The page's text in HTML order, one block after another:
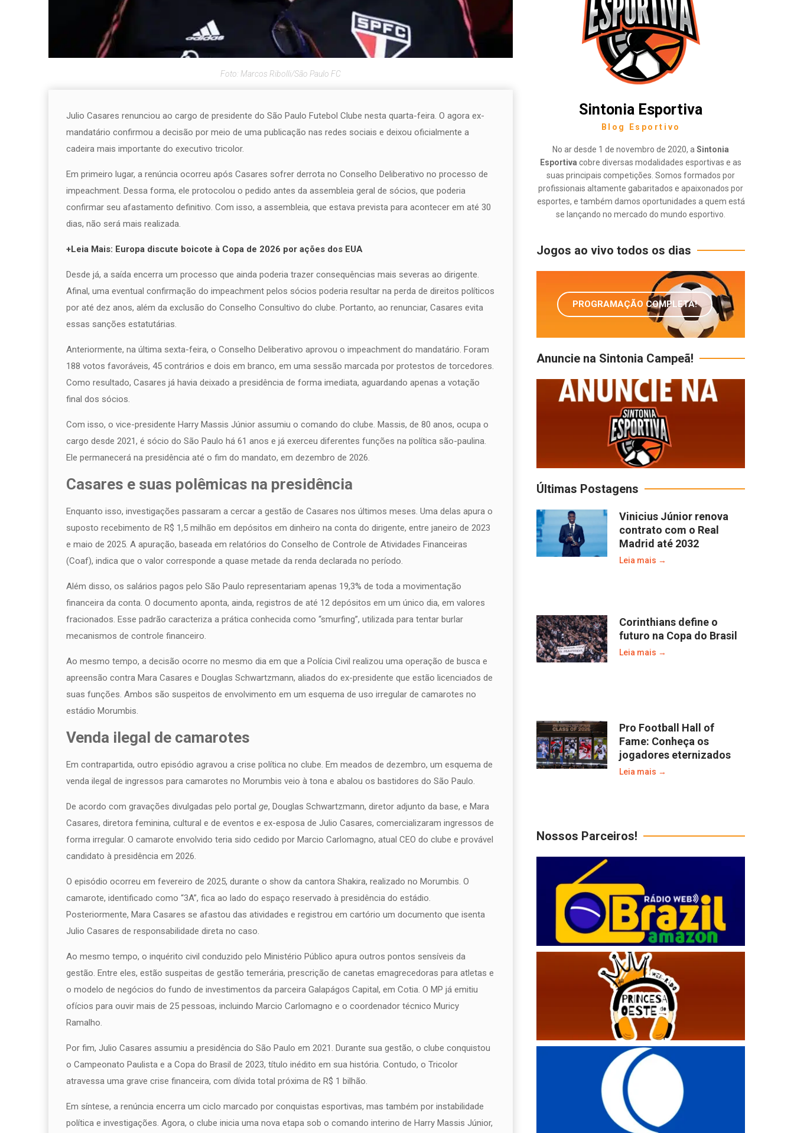
Foto: Marcos Ribolli/São Paulo FC
Julio Casares renunciou ao cargo de presidente do São Paulo Futebol Clube nesta quarta-feira. O agora ex-
mandatário confirmou a decisão por meio de uma publicação nas redes sociais e deixou oficialmente a
cadeira mais importante do executivo tricolor.
Em primeiro lugar, a renúncia ocorreu após Casares sofrer derrota no Conselho Deliberativo no processo de
impeachment. Dessa forma, ele protocolou o pedido antes da assembleia geral de sócios, que poderia
confirmar seu afastamento definitivo. Com isso, a assembleia, que estava prevista para acontecer em até 30
dias, não será mais realizada.
+Leia Mais: Europa discute boicote à Copa de 2026 por ações dos EUA
Desde já, a saída encerra um processo que ainda poderia trazer consequências mais severas ao dirigente.
Afinal, uma eventual confirmação do impeachment pelos sócios poderia resultar na perda de direitos políticos
por até dez anos, além da exclusão do Conselho Consultivo do clube. Portanto, ao renunciar, Casares evita
essas sanções estatutárias.
Anteriormente, na última sexta-feira, o Conselho Deliberativo aprovou o impeachment do mandatário. Foram
188 votos favoráveis, 45 contrários e dois em branco, em uma sessão marcada por protestos de torcedores.
Como resultado, Casares já havia deixado a presidência de forma imediata, aguardando apenas a votação
final dos sócios.
Com isso, o vice-presidente Harry Massis Júnior assumiu o comando do clube. Massis, de 80 anos, ocupa o
cargo desde 2021, é sócio do São Paulo há 61 anos e já exerceu diferentes funções na política são-paulina.
Ele permanecerá na presidência até o fim do mandato, em dezembro de 2026.
Casares e suas polêmicas na presidência
Enquanto isso, investigações passaram a cercar a gestão de Casares nos últimos meses. Uma delas apura o
suposto recebimento de R$ 1,5 milhão em depósitos em dinheiro na conta do dirigente, entre janeiro de 2023
e maio de 2025. A apuração, baseada em relatórios do Conselho de Controle de Atividades Financeiras
(Coaf), indica que o valor corresponde a quase metade da renda declarada no período.
Além disso, os salários pagos pelo São Paulo representariam apenas 19,3% de toda a movimentação
financeira da conta. O documento aponta, ainda, registros de até 12 depósitos em um único dia, em valores
fracionados. Esse padrão caracteriza a prática conhecida como “smurfing”, utilizada para tentar burlar
mecanismos de controle financeiro.
Ao mesmo tempo, a decisão ocorre no mesmo dia em que a Polícia Civil realizou uma operação de busca e
apreensão contra Mara Casares e Douglas Schwartzmann, aliados do ex-presidente que estão licenciados de
suas funções. Ambos são suspeitos de envolvimento em um esquema de uso irregular de camarotes no
estádio Morumbis.
Venda ilegal de camarotes
Em contrapartida, outro episódio agravou a crise política no clube. Em meados de dezembro, um esquema de
venda ilegal de ingressos para camarotes no Morumbis veio à tona e abalou os bastidores do São Paulo.
De acordo com gravações divulgadas pelo portal ge, Douglas Schwartzmann, diretor adjunto da base, e Mara
Casares, diretora feminina, cultural e de eventos e ex-esposa de Julio Casares, comercializaram ingressos de
forma irregular. O camarote envolvido teria sido cedido por Marcio Carlomagno, atual CEO do clube e provável
candidato à presidência em 2026.
O episódio ocorreu em fevereiro de 2025, durante o show da cantora Shakira, realizado no Morumbis. O
camarote, identificado como “3A”, fica ao lado do espaço reservado à presidência do estádio.
Posteriormente, Mara Casares se afastou das atividades e registrou em cartório um documento que isenta
Julio Casares de responsabilidade direta no caso.
Ao mesmo tempo, o inquérito civil conduzido pelo Ministério Público apura outros pontos sensíveis da
gestão. Entre eles, estão suspeitas de gestão temerária, prescrição de canetas emagrecedoras para atletas e
o modelo de negócios do fundo de investimentos da parceira Galapágos Capital, em Cotia. O MP já emitiu
ofícios para ouvir mais de 25 pessoas, incluindo Marcio Carlomagno e o coordenador técnico Muricy
Ramalho.
Por fim, Julio Casares assumiu a presidência do São Paulo em 2021. Durante sua gestão, o clube conquistou
o Campeonato Paulista e a Copa do Brasil de 2023, título inédito em sua história. Contudo, o Tricolor
atravessa uma grave crise financeira, com dívida total próxima de R$ 1 bilhão.
Em síntese, a renúncia encerra um ciclo marcado por conquistas esportivas, mas também por instabilidade
política e investigações. Agora, o clube inicia uma nova etapa sob o comando interino de Harry Massis Júnior,
Sintonia Esportiva
Blog Esportivo
No ar desde 1 de novembro de 2020, aSintonia
Esportiva cobre diversas modalidades esportivas e as
suas principais competições. Somos formados por
profissionais altamente gabaritados e apaixonados por
esportes, e também damos oportunidades a quem está
se lançando no mercado do mundo esportivo.
Jogos ao vivo todos os dias
PROGRAMAÇÃO COMPLETA!
Anuncie na Sintonia Campeã!
Últimas Postagens
Vinicius Júnior renova
contrato com o Real
Madrid até 2032
Leia mais →
Corinthians define o
futuro na Copa do Brasil
Leia mais →
Pro Football Hall of
Fame: Conheça os
jogadores eternizados
Leia mais →
Nossos Parceiros!